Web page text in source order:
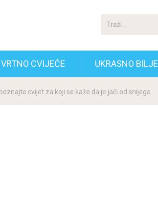
VRTNO CVIJEĆE UKRASNO BILJE
cvijet za koji se kaže da je jači od snijega